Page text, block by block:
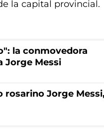
la capital provincial.
la conmovedora
Jorge Messi
rosarino Jorge